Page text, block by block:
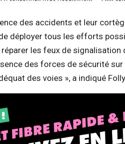
des accidents et leur
déployer tous les efforts
les feux de
des forces de sécurité
des voies », a indiqué